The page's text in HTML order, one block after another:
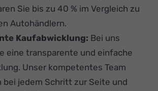
Sie bis zu 40 % im Vergleich zu
Autohändlern.
Kaufabwicklung: Bei uns
eine transparente und einfache
Unser kompetentes Team
bei jedem Schritt zur Seite und